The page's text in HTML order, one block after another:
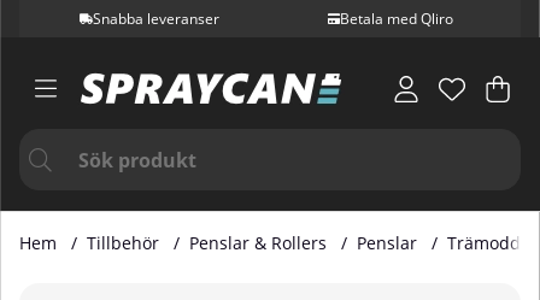
Snabba leveranser Betala med Qliro
.
Hem Tillbehör Penslar & Rollers Penslar